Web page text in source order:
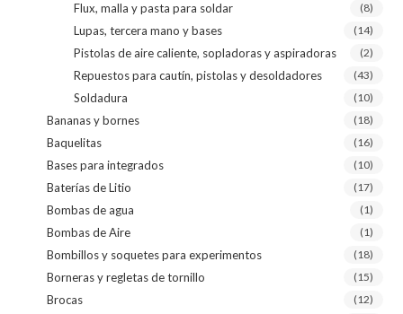
Flux, malla y pasta para soldar (8)
Lupas, tercera mano y bases (14)
Pistolas de aire caliente, sopladoras y aspiradoras (2)
Repuestos para cautín, pistolas y desoldadores (43)
Soldadura (10)
Bananas y bornes (18)
Baquelitas (16)
Bases para integrados (10)
Baterías de Litio (17)
Bombas de agua (1)
Bombas de Aire (1)
Bombillos y soquetes para experimentos (18)
Borneras y regletas de tornillo (15)
Brocas (12)